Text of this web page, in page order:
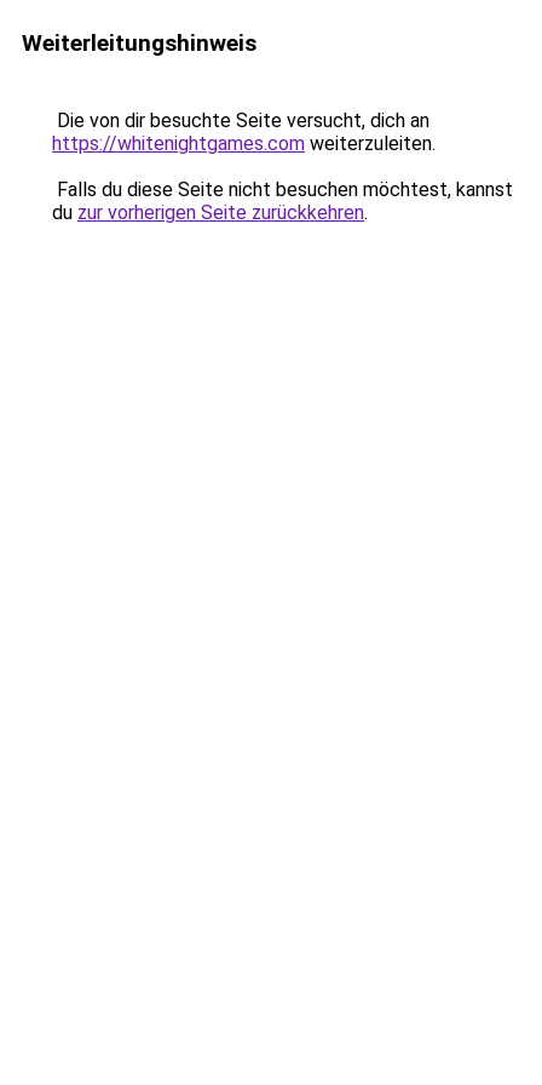
Weiterleitungshinweis
Die von dir besuchte Seite versucht, dich an
https://whitenightgames.com weiterzuleiten.
Falls du diese Seite nicht besuchen möchtest, kannst
du zur vorherigen Seite zurückkehren.